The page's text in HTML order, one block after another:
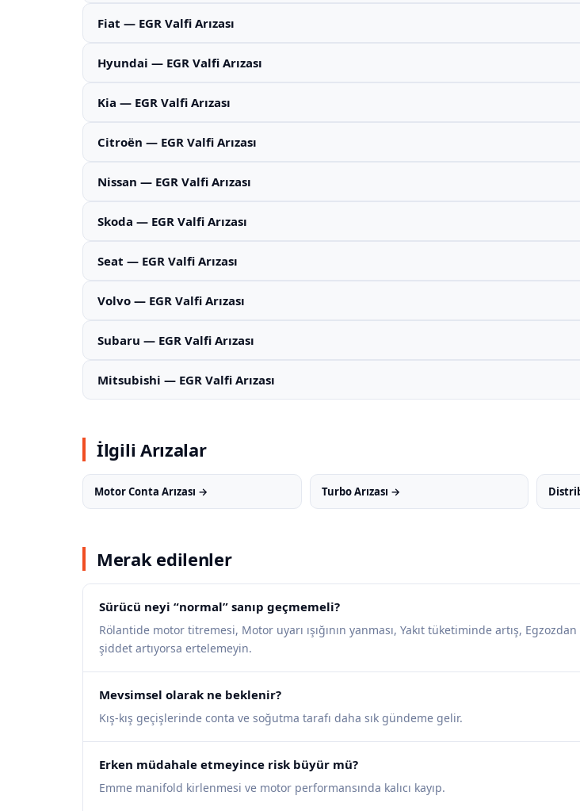
Fiat — EGR Valfi Arızası
Hyundai — EGR Valfi Arızası
Kia — EGR Valfi Arızası
Citroën — EGR Valfi Arızası
Nissan — EGR Valfi Arızası
Skoda — EGR Valfi Arızası
Seat — EGR Valfi Arızası
Volvo — EGR Valfi Arızası
Subaru — EGR Valfi Arızası
Mitsubishi — EGR Valfi Arızası
İlgili Arızalar
Motor Conta Arızası → Turbo Arızası →
Merak edilenler
Sürücü neyi “normal” sanıp geçmemeli?
Rölantide motor titremesi, Motor uyarı ışığının yanması, Yakıt tüketiminde artış,
şiddet artıyorsa ertelemeyin.
Mevsimsel olarak ne beklenir?
Kış-kış geçişlerinde conta ve soğutma tarafı daha sık gündeme gelir.
Erken müdahale etmeyince risk büyür mü?
Emme manifold kirlenmesi ve motor performansında kalıcı kayıp.